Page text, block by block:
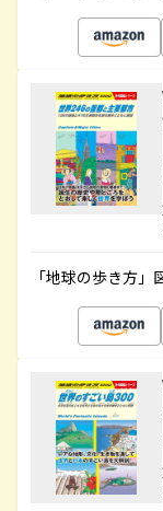
「地球の歩き方